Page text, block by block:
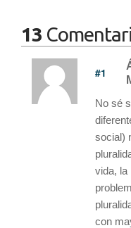
13
#1
No sé
social)
vida, la
con